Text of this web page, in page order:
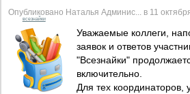
Опубликовано Наталья Админис... в 11
всезнайки
Уважаемые коллеги,
заявок и ответов
"Всезнайки"
включительно.
Для тех координаторов,